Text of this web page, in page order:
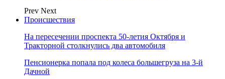
Prev Next
Происшествия
На пересечении проспекта 50-летия Октября и
Тракторной столкнулись два автомобиля
Пенсионерка попала под колеса большегруза на 3-й
Дачной